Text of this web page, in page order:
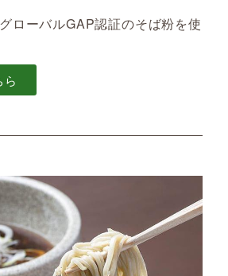
ローバルGAP認証のそば粉を使
ら